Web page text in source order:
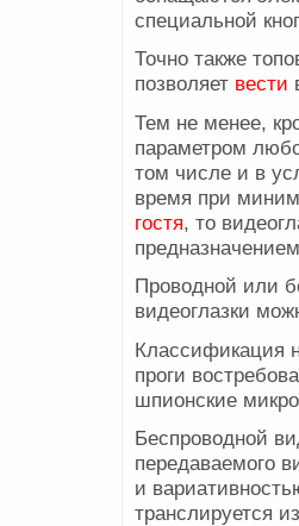
специальной
Точно также
позволяет вести
Тем не менее,
параметром
том числе и в
время при
гостя, то
Проводной или
видеоглазки
Классификация
проги
шпионские
Беспроводной
передаваемого
и
транслируется